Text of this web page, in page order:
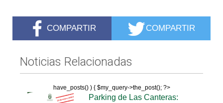
COMPARTIR COMPARTIR
Noticias Relacionadas
have_posts() ) { $my_query->the_post(); ?>
Parking de Las Canteras: